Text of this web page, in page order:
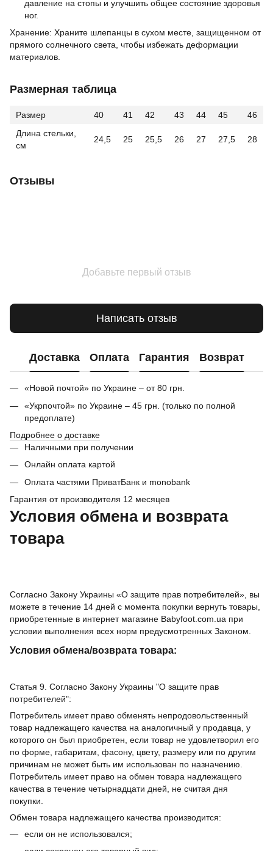
давление на стопы и улучшить общее состояние здоровья
ног.
Хранение: Храните шлепанцы в сухом месте, защищенном от
прямого солнечного света, чтобы избежать деформации
материалов.
Размерная таблица
Размер 40 41 42 43 44 45
46
Длина стельки,
см
24,5 25 25,5 26 27 27,5 28
Отзывы
Добавьте первый отзыв
Написать отзыв
Доставка Оплата Гарантия Возврат
«Новой почтой» по Украине – от 80 грн.
«Укрпочтой» по Украине – 45 грн. (только по полной
предоплате)
Подробнее о доставке
Наличными при получении
Онлайн оплата картой
Оплата частями ПриватБанк и monobank
Гарантия от производителя 12 месяцев
Условия обмена и возврата
товара
Согласно Закону Украины «О защите прав потребителей», вы
можете в течение 14 дней с момента покупки вернуть товары,
приобретенные в интернет магазине Babyfoot.com.ua при
условии выполнения всех норм предусмотренных Законом.
Условия обмена/возврата товара:
Статья 9. Согласно Закону Украины "О защите прав
потребителей":
Потребитель имеет право обменять непродовольственный
товар надлежащего качества на аналогичный у продавца, у
которого он был приобретен, если товар не удовлетворил его
по форме, габаритам, фасону, цвету, размеру или по другим
причинам не может быть им использован по назначению.
Потребитель имеет право на обмен товара надлежащего
качества в течение четырнадцати дней, не считая дня
покупки.
Обмен товара надлежащего качества производится:
если он не использовался;